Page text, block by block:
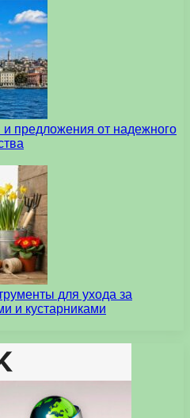
предложения от надежного
для ухода за
и кустарниками